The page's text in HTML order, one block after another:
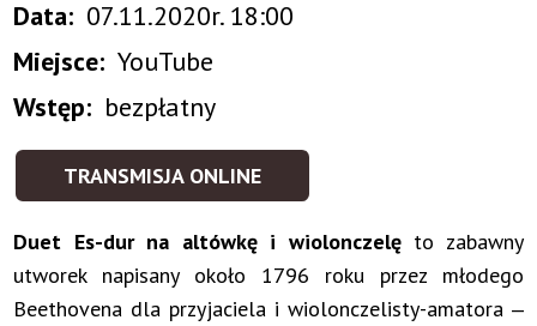
Data
07.11.2020r. 18:00
Miejsce YouTube
Wstęp
bezpłatny
TRANSMISJA ONLINE
Duet Es-dur na altówkę i wiolonczelęto zabawny
utworek napisany około 1796 roku przez młodego
Beethovena dla przyjaciela i wiolonczelisty-amatora ‒